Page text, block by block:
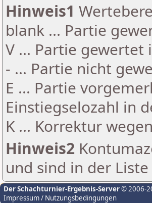
Hinweis1
blank ... Partie
V ... Partie gewertet
- ... Partie nicht
E ... Partie
Einstiegselozahl in
K ... Korrektur
Hinweis2
und sind in der
Der Schachturnier-Ergebnis-Server© 2006-
Impressum / Nutzungsbedingungen